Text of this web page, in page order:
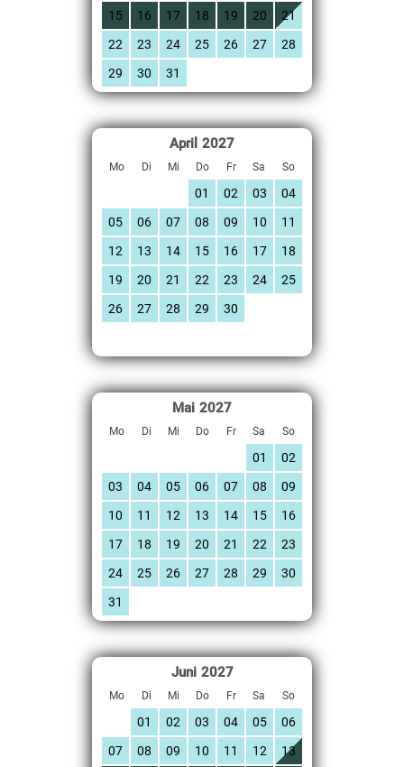
15
16 17 18 19 20
21
22
23 24 25 26 27
28
29
30 31
April 2027
Mo Di Mi Do Fr Sa So
01 02 03
04
05
06 07 08 09 10
11
12
13 14 15 16 17
18
19
20 21 22 23 24
25
26
27 28 29 30
Mai 2027
Mo Di Mi Do Fr Sa So
01
02
03
04 05 06 07 08
09
10
11 12 13 14 15
16
17
18 19 20 21 22
23
24
25 26 27 28 29
30
31
Juni 2027
Mo Di Mi Do Fr Sa So
01 02 03 04 05
06
07
08 09 10 11 12 13